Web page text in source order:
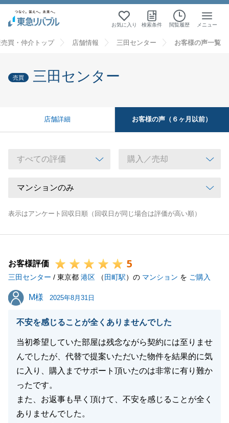
お気に入り 検索条件 閲覧履歴 メニュー
買・仲介トップ 店舗情報 三田センター お客様の声一覧
売買 三田センター
店舗詳細 お客様の声（６ヶ月以前）
表示はアンケート回収日順（回収日が同じ場合は評価が高い順）
お客様評価 5
三田センター / 東京都 港区 （ 田町駅）の マンション を ご購入
M様
M様 2025年8月31日
不安を感じることが全くありませんでした
当初希望していた部屋は残念ながら契約には至りませ
んでしたが、代替で提案いただいた物件を結果的に気
に入り、購入までサポート頂いたのは非常に有り難か
ったです。
また、お返事も早く頂けて、不安を感じることが全く
ありませんでした。